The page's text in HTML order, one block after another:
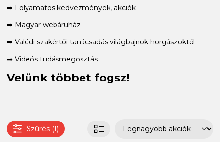
➡ Folyamatos kedvezmények, akciók
➡ Magyar webáruház
➡ Valódi szakértői tanácsadás világbajnok horgászoktól
➡ Videós tudásmegosztás
Velünk többet fogsz!
Szűrés (1)